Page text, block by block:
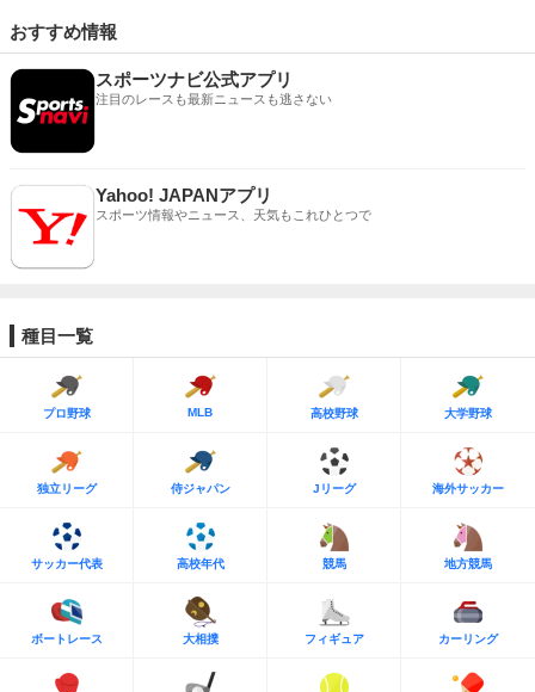
おすすめ情報
スポーツナビ公式アプリ
注目のレースも最新ニュースも逃さない
Yahoo! JAPANアプリ
スポーツ情報やニュース、天気もこれひとつで
種目一覧
プロ野球 MLB 高校野球 大学野球
独立リーグ 侍ジャパン Jリーグ 海外サッカー
サッカー代表 高校年代 競馬 地方競馬
ボートレース 大相撲 フィギュア カーリング